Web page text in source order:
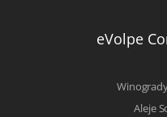
eVolpe
Aleje